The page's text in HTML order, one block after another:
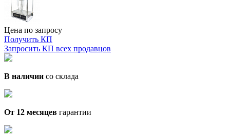
Цена по запросу
Получить КП
Запросить КП всех продавцов
В наличии со склада
От 12 месяцев гарантии